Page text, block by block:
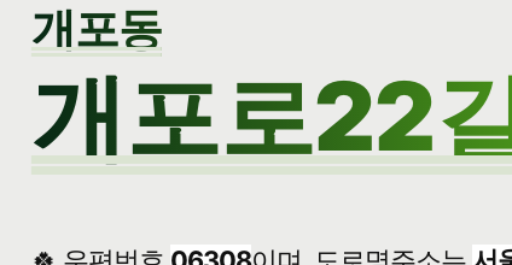
개포동
개포로22